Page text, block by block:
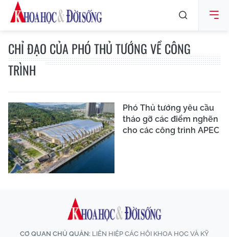
CHỈ ĐẠO CỦA PHÓ THỦ TƯỚNG VỀ CÔNG
TRÌNH
Phó Thủ tướng yêu cầu
tháo gỡ các điểm nghẽn
cho các công trình APEC
CƠ QUAN CHỦ QUẢN: LIÊN HIỆP CÁC HỘI KHOA HỌC VÀ KỸ